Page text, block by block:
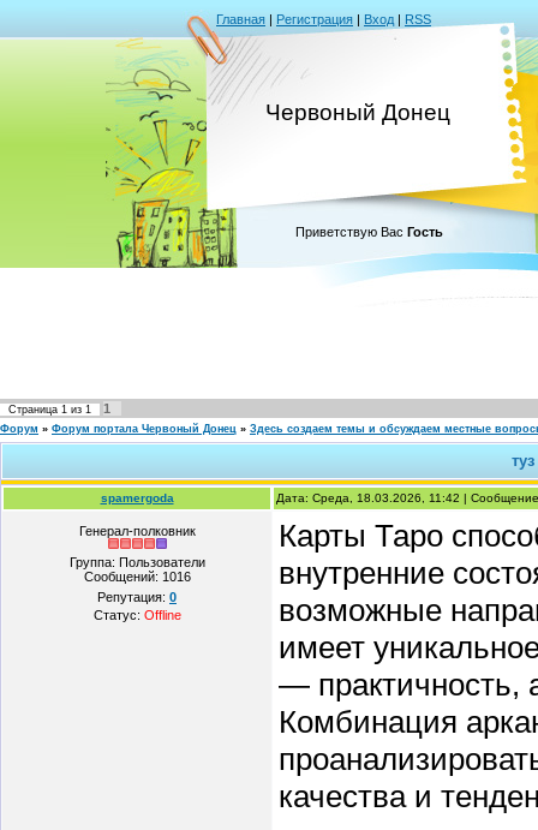
Главная | Регистрация | Вход | RSS
Червоный Донец
Приветствую Вас Гость
Страница 1 из 1 1
Форум » Форум портала Червоный Донец » Здесь создаем темы и обсуждаем местные
spamergoda Дата: Среда, 18.03.2026, 11:42 |
Генерал-полковник
Группа: Пользователи
Сообщений: 1016
Репутация: 0
Статус: Offline
Карты Таро
внутренние
возможные
имеет
— практичность,
Комбинация
качества и